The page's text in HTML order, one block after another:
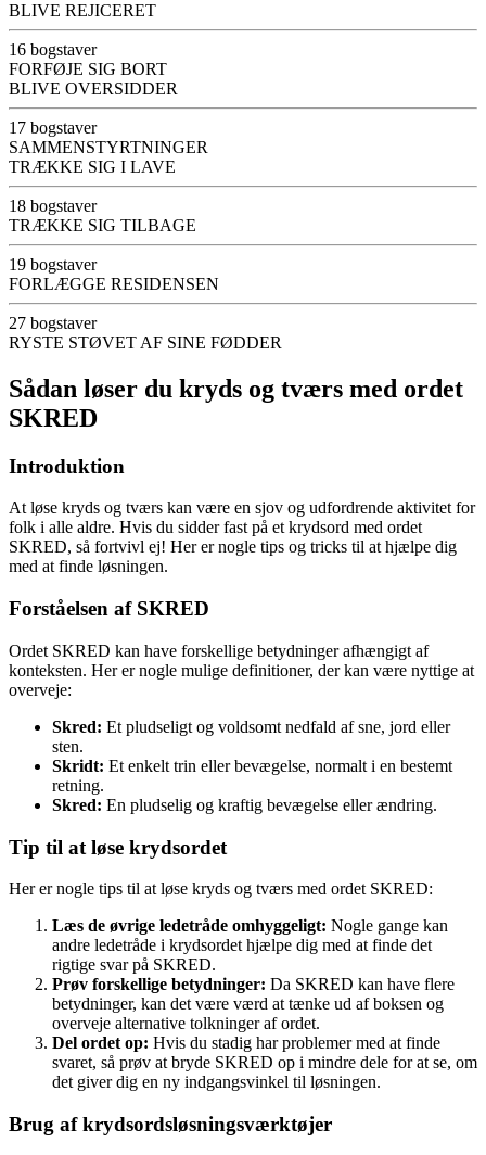
BLIVE REJICERET
16 bogstaver
FORFØJE SIG BORT
BLIVE OVERSIDDER
17 bogstaver
SAMMENSTYRTNINGER
TRÆKKE SIG I LAVE
18 bogstaver
TRÆKKE SIG TILBAGE
19 bogstaver
FORLÆGGE RESIDENSEN
27 bogstaver
RYSTE STØVET AF SINE FØDDER
Sådan løser du kryds og tværs med ordet
SKRED
Introduktion
At løse kryds og tværs kan være en sjov og udfordrende aktivitet for
folk i alle aldre. Hvis du sidder fast på et krydsord med ordet
SKRED, så fortvivl ej! Her er nogle tips og tricks til at hjælpe dig
med at finde løsningen.
Forståelsen af SKRED
Ordet SKRED kan have forskellige betydninger afhængigt af
konteksten. Her er nogle mulige definitioner, der kan være nyttige at
overveje:
Skred: Et pludseligt og voldsomt nedfald af sne, jord eller
sten.
Skridt: Et enkelt trin eller bevægelse, normalt i en bestemt
retning.
Skred: En pludselig og kraftig bevægelse eller ændring.
Tip til at løse krydsordet
Her er nogle tips til at løse kryds og tværs med ordet SKRED:
Læs de øvrige ledetråde omhyggeligt: Nogle gange kan
andre ledetråde i krydsordet hjælpe dig med at finde det
rigtige svar på SKRED.
Prøv forskellige betydninger: Da SKRED kan have flere
betydninger, kan det være værd at tænke ud af boksen og
overveje alternative tolkninger af ordet.
Del ordet op: Hvis du stadig har problemer med at finde
svaret, så prøv at bryde SKRED op i mindre dele for at se, om
det giver dig en ny indgangsvinkel til løsningen.
Brug af krydsordsløsningsværktøjer